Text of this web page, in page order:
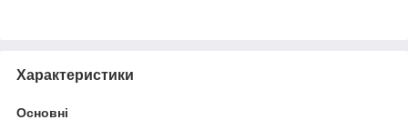
Характеристики
Основні